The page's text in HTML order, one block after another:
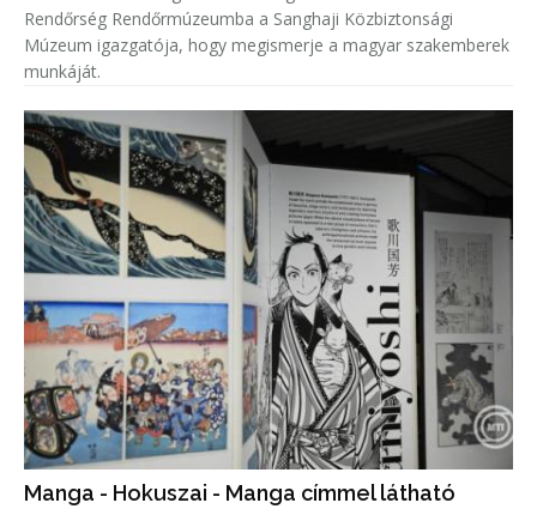
Rendőrség Rendőrmúzeumba a Sanghaji Közbiztonsági
Múzeum igazgatója, hogy megismerje a magyar szakemberek
munkáját.
Manga - Hokuszai - Manga címmel látható